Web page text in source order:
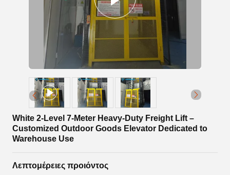
White 2-Level 7-Meter Heavy-Duty Freight Lift –
Customized Outdoor Goods Elevator Dedicated to
Warehouse Use
Λεπτομέρειες προιόντος